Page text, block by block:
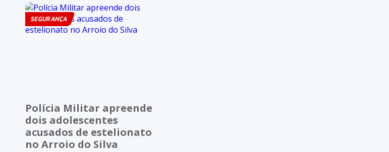
SEGURANÇA
Polícia Militar apreende
dois adolescentes
acusados de estelionato
no Arroio do Silva